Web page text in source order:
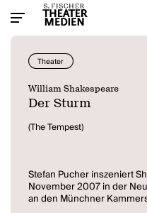
Theater
William Shakespeare
Der Sturm
(The Tempest)
Stefan Pucher inszeniert
November 2007 in der
an den Münchner